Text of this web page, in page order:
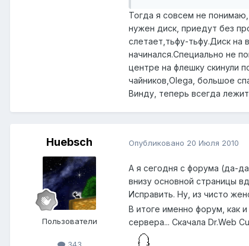
Тогда я совсем не
нужен диск, приедут без
слетает,тьфу-тьфу.Диск на
начинался.Специально не
центре на флешку скинули
чайников,Olega, большое
Винду, теперь всегда
Huebsch
Пользователи
Опубликовано 20 Июля 2010
А я сегодня с форума (да-
внизу основной страницы
Исправить. Ну, из чисто
В итоге именно форум, как
сервера... Скачала Dr.Web